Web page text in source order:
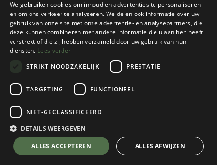
Teva
Tirra Sport Dames
Sedona Multi
Kies een maat
💬 Stel je vraag over dit product via WhatsApp
We gebruiken cookies om inhoud en advertenties te personaliseren
en om ons verkeer te analyseren. We delen ook informatie over uw
gebruik van onze site met onze advertentie- en analysepartners, die
deze kunnen combineren met andere informatie die u aan hen heeft
verstrekt of die zij hebben verzameld door uw gebruik van hun
diensten. Lees verder
STRIKT NOODZAKELIJK
PRESTATIE
TARGETING FUNCTIONEEL
NIET-GECLASSIFICEERD
DETAILS WEERGEVEN
ALLES ACCEPTEREN ALLES AFWIJZEN